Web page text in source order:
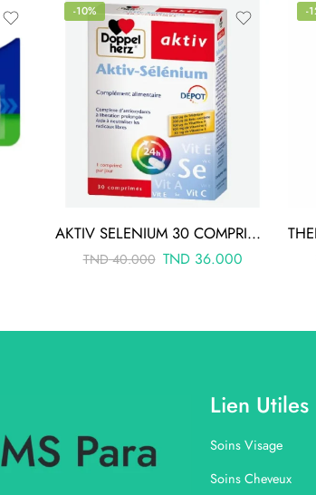
-10%
AKTIV SELENIUM 30 COMPRIMÉS
TND40.000 TND36.000
-
Lien Utiles
Soins Visage
Soins Cheveux